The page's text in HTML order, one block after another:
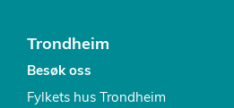
Trondheim
Besøk oss
Fylkets hus Trondheim